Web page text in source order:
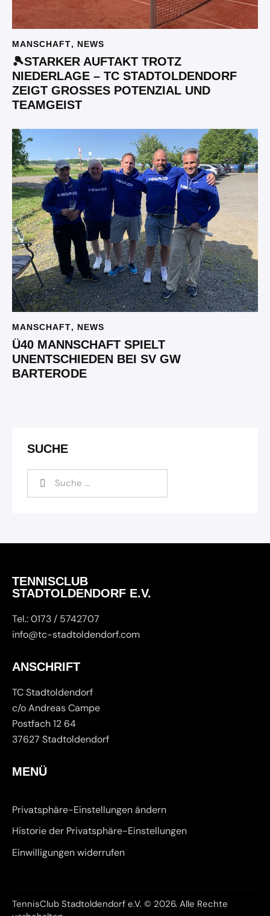
MANSCHAFT, NEWS
🎾STARKER AUFTAKT TROTZ
NIEDERLAGE – TC STADTOLDENDORF
ZEIGT GROSSES POTENZIAL UND T
EAMGEIST
MANSCHAFT, NEWS
Ü40 MANNSCHAFT SPIELT
UNENTSCHIEDEN BEI SV GW
BARTERODE
SUCHE
TENNISCLUB
STADTOLDENDORF E.V.
Tel.: 0173 / 5742707
info@tc-stadtoldendorf.com
ANSCHRIFT
TC Stadtoldendorf
c/o Andreas Campe
Postfach 12 64
37627 Stadtoldendorf
MENÜ
Privatsphäre-Einstellungen ändern
Historie der Privatsphäre-Einstellungen
Einwilligungen widerrufen
TennisClub Stadtoldendorf e.V. © 2026. Alle Rechte